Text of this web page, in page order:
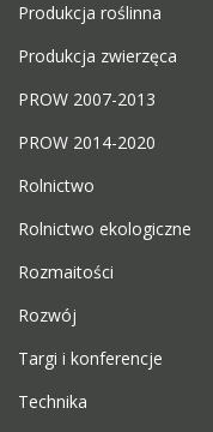
Produkcja roślinna
Produkcja zwierzęca
PROW 2007-2013
PROW 2014-2020
Rolnictwo
Rolnictwo ekologiczne
Rozmaitości
Rozwój
Targi i konferencje
Technika